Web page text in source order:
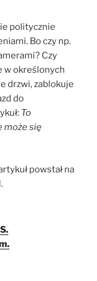
politycznie
Bo czy np.
Czy
w określonych
drzwi, zablokuje
do
To
może się
powstał na